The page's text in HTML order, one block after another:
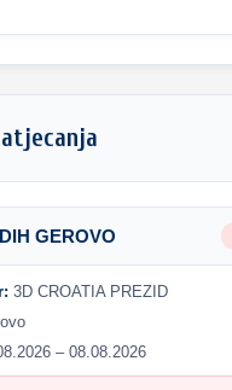
GEROVO
3D CROATIA PREZID
– 08.08.2026